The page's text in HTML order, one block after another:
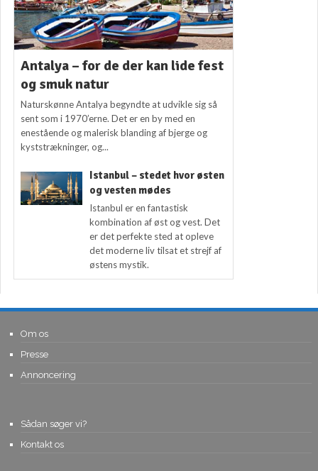
Antalya – for de der kan lide fest
og smuk natur
Naturskønne Antalya begyndte at udvikle sig så
sent som i 1970’erne. Det er en by med en
enestående og malerisk blanding af bjerge og
kyststrækninger, og...
Istanbul – stedet hvor østen
og vesten mødes
Istanbul er en fantastisk
kombination af øst og vest. Det
er det perfekte sted at opleve
det moderne liv tilsat et strejf af
østens mystik.
Om os
Presse
Annoncering
Sådan søger vi?
Kontakt os